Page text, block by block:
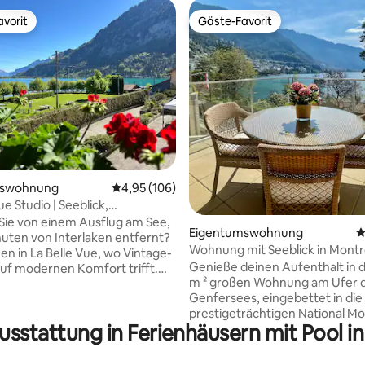
4,91 von 5, 322 Bewertungen
Durchschnittliche Bewertung: 4,95 von 5,
4,95 (106)
Studio | Seeblick,
Parkplatz
von einem Ausflug am See,
von Interlaken entfernt?
in La Belle Vue, wo Vintage-
modernen Komfort trifft.
verfügt über eine voll
Küchenzeile, Seeblick,
Gäste-Favorit
Gäste-Favorit
Eigentumswohnung
Wohnung mit Seeblick in
Résidence National
Genieße deinen Aufenthalt in
m ² großen Wohnung am Ufer
Genfersees, eingebettet in die
prestigeträchtigen National
Residences in der Nähe des
Stadtzentrums. Es bietet
in Ferienhäusern mit Pool